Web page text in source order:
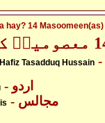
hay? 14
Tasadduq Hussain
- اردو
- مجالس